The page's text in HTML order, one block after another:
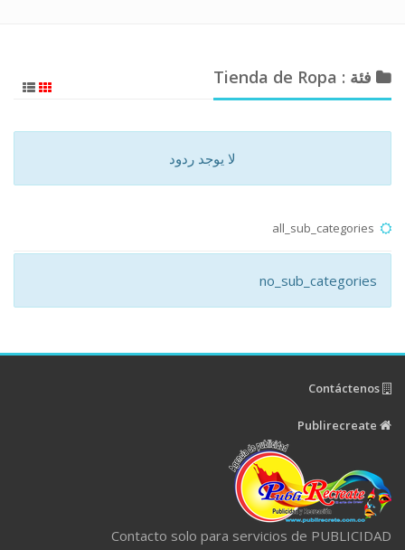
فئة : Tienda de Ropa
لا يوجد ردود
no_sub_categories
Contacto solo para servicios de PUBLICIDAD